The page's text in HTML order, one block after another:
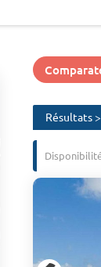
Résultats